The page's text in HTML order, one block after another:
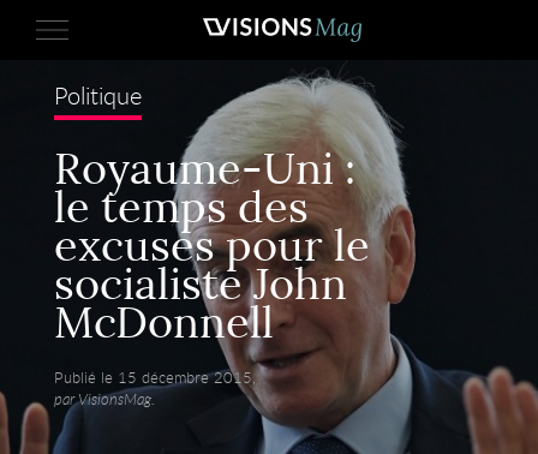
Politique
Royaume-Uni :
le temps des
excuses pour le
socialiste John
McDonnell
Publié le 15 décembre 2015,
par VisionsMag.